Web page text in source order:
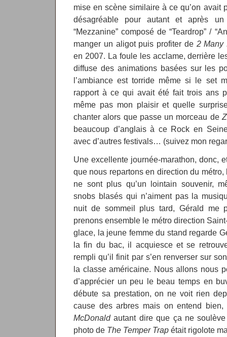
mise en scène similaire à ce qu’on avait
désagréable pour autant et après
“Mezzanine” composé de “Teardrop” /
manger un aligot puis profiter de 2 Many
en 2007. La foule les acclame, derrière
diffuse des animations basées sur les
l’ambiance est torride même si le set
rapport à ce qui avait été fait trois ans
même pas mon plaisir et quelle
chanter alors que passe un morceau de
beaucoup d’anglais à ce Rock en
avec d’autres festivals… (suivez mon
Une excellente journée-marathon, donc,
que nous repartons en direction du
ne sont plus qu’un lointain souvenir,
snobs blasés qui n’aiment pas la
nuit de sommeil plus tard, Gérald me
prenons ensemble le métro direction
glace, la jeune femme du stand regarde
la fin du bac, il acquiesce et se
rempli qu’il finit par s’en renverser sur
la classe américaine. Nous allons nous
d’apprécier un peu le beau temps en
débute sa prestation, on ne voit rien
cause des arbres mais on entend
McDonaldautant dire que ça ne
photo de The Temper Trap était rigolote